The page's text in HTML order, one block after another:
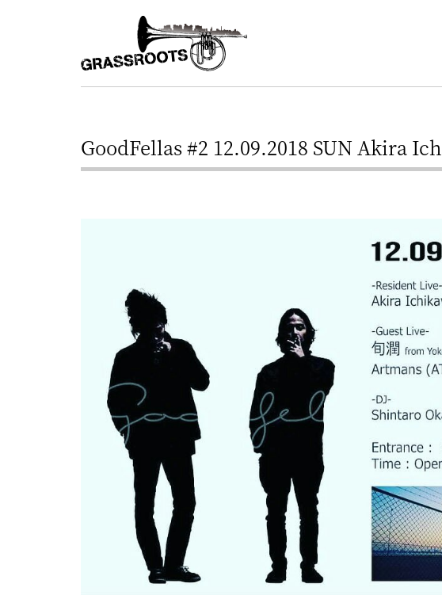
浜
グ
ス
ル
YOKOHAMA
Grassroots
駅
北
口
か
分・
GoodFellas #2 12.09.2018 SUN Akira